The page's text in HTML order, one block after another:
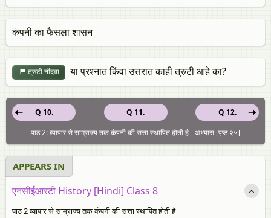
कंपनी का फैसला शासन
त्रुटी नोंदवा या प्रश्नात किंवा उत्तरात काही त्रुटी आहे का?
Q 11.
Q 10.
Q 12.
पाठ 2: व्यापार से साम्राज्य तक कंपनी की सत्ता स्थापित होती है - अभ्यास [पृष्ठ २५]
APPEARS IN
एनसीईआरटी History [Hindi] Class 8
पाठ 2 व्यापार से साम्राज्य तक कंपनी की सत्ता स्थापित होती है